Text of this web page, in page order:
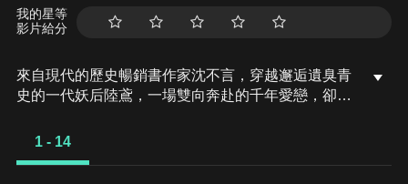
我的星等
影片給分
來自現代的歷史暢銷書作家沈不言，穿越邂逅遺臭青
史的一代妖后陸鳶，一場雙向奔赴的千年愛戀，卻發
知，他深情時她不識……
1 - 14